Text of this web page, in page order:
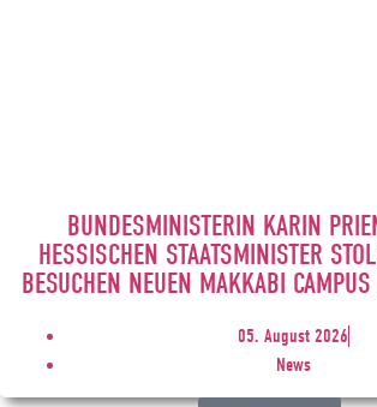
BUNDESMINISTERIN KARIN
HESSISCHEN STAATSMINISTER
BESUCHEN NEUEN MAKKABI
05. August 2026
News